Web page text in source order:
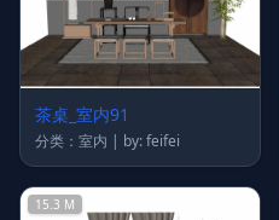
茶桌_室内91
分类：室内 | by: feifei
15.3 M